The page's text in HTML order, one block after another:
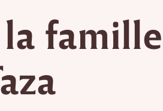
famille